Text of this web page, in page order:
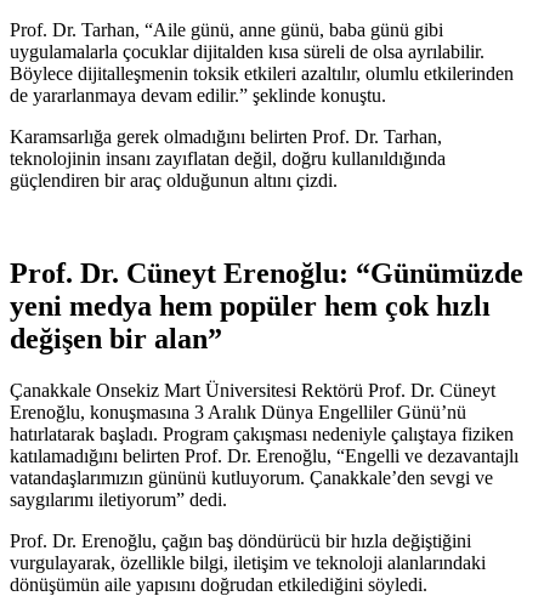
Prof. Dr. Tarhan, “Aile günü, anne günü, baba günü gibi
uygulamalarla çocuklar dijitalden kısa süreli de olsa ayrılabilir.
Böylece dijitalleşmenin toksik etkileri azaltılır, olumlu etkilerinden
de yararlanmaya devam edilir.” şeklinde konuştu.
Karamsarlığa gerek olmadığını belirten Prof. Dr. Tarhan,
teknolojinin insanı zayıflatan değil, doğru kullanıldığında
güçlendiren bir araç olduğunun altını çizdi.
Prof. Dr. Cüneyt Erenoğlu: “Günümüzde
yeni medya hem popüler hem çok hızlı
değişen bir alan”
Çanakkale Onsekiz Mart Üniversitesi Rektörü Prof. Dr. Cüneyt
Erenoğlu, konuşmasına 3 Aralık Dünya Engelliler Günü’nü
hatırlatarak başladı. Program çakışması nedeniyle çalıştaya fiziken
katılamadığını belirten Prof. Dr. Erenoğlu, “Engelli ve dezavantajlı
vatandaşlarımızın gününü kutluyorum. Çanakkale’den sevgi ve
saygılarımı iletiyorum” dedi.
Prof. Dr. Erenoğlu, çağın baş döndürücü bir hızla değiştiğini
vurgulayarak, özellikle bilgi, iletişim ve teknoloji alanlarındaki
dönüşümün aile yapısını doğrudan etkilediğini söyledi.